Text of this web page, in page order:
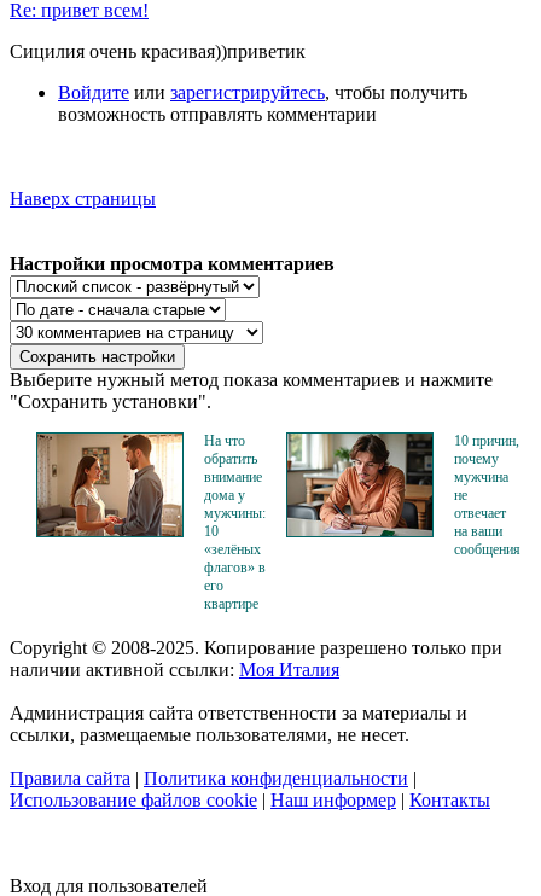
Re: привет всем!
Сицилия очень красивая))приветик
Войдите или зарегистрируйтесь, чтобы получить
возможность отправлять комментарии
Наверх страницы
Настройки просмотра комментариев
Выберите нужный метод показа комментариев и нажмите
"Сохранить установки".
На что
обратить
внимание
дома у
мужчины:
10
«зелёных
флагов» в
его
квартире
10 причин,
почему
мужчина
не
отвечает
на ваши
сообщения
Copyright © 2008-2025. Копирование разрешено только при
наличии активной ссылки: Моя Италия
Администрация сайта ответственности за материалы и
ссылки, размещаемые пользователями, не несет.
Правила сайта | Политика конфиденциальности |
Использование файлов cookie | Наш информер | Контакты
Вход для пользователей